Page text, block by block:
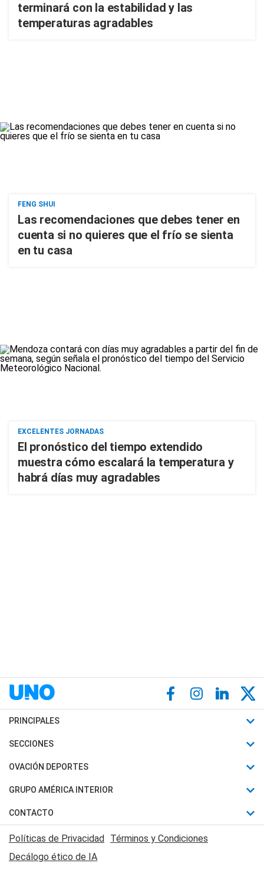
terminará con la estabilidad y las
temperaturas agradables
FENG SHUI
Las recomendaciones que debes tener en
cuenta si no quieres que el frío se sienta
en tu casa
EXCELENTES JORNADAS
El pronóstico del tiempo extendido
muestra cómo escalará la temperatura y
habrá días muy agradables
PRINCIPALES
Últimas Noticias
Política
Judiciales
Economia
SECCIONES
Horóscopo
Motores
Trucos caseros
Series y Películas
Edictos y Solicitadas
OVACIÓN DEPORTES
Fútbol
Mundial
Automovilismo
Rugby
GRUPO AMÉRICA INTERIOR
Canal 7 en Vivo
CONTACTO
Acerca de Nosotros
Contactanos
Políticas de Privacidad Términos y Condiciones
Decálogo ético de IA